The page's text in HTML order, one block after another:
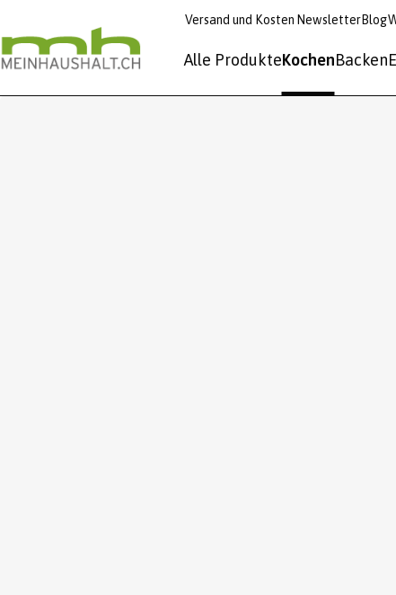
Versand und Kosten NewsletterBlog
Alle ProdukteKochenBacken